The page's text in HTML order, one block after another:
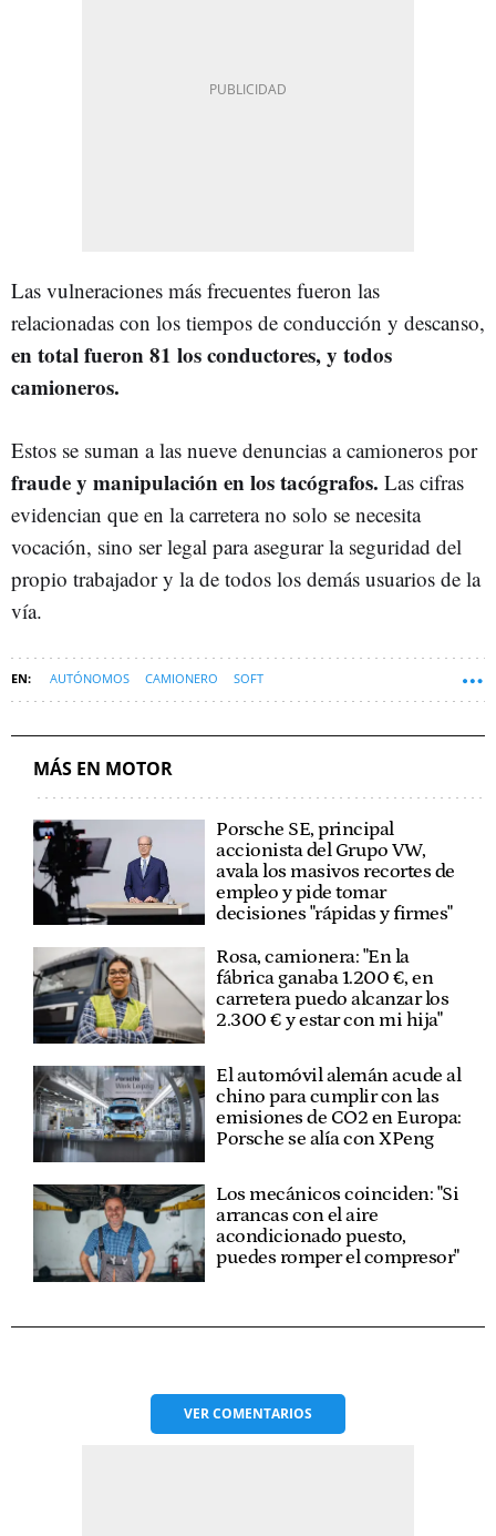
Las vulneraciones más frecuentes fueron las
relacionadas con los tiempos de conducción y descanso,
en total fueron 81 los conductores, y todos
camioneros.
Estos se suman a las nueve denuncias a camioneros por
fraude y manipulación en los tacógrafos. Las cifras
evidencian que en la carretera no solo se necesita
vocación, sino ser legal para asegurar la seguridad del
propio trabajador y la de todos los demás usuarios de la
vía.
AUTÓNOMOS CAMIONERO SOFT
MÁS EN MOTOR
Porsche SE, principal
accionista del Grupo VW,
avala los masivos recortes de
empleo y pide tomar
decisiones "rápidas y firmes"
Rosa, camionera: "En la
fábrica ganaba 1.200 €, en
carretera puedo alcanzar los
2.300 € y estar con mi hija"
El automóvil alemán acude al
chino para cumplir con las
emisiones de CO2 en Europa:
Porsche se alía con XPeng
Los mecánicos coinciden: "Si
arrancas con el aire
acondicionado puesto,
puedes romper el compresor"
VERCOMENTARIOS